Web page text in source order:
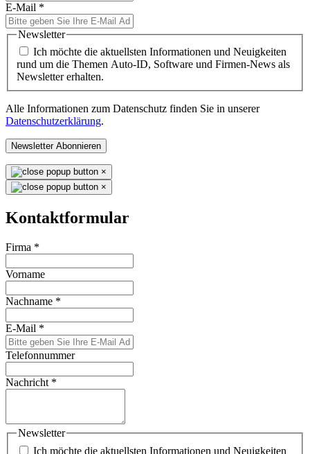
E-Mail *
Newsletter
Ich möchte die aktuellsten Informationen und Neuigkeiten
rund um die Themen Auto-ID, Software und Firmen-News als
Newsletter erhalten.
Alle Informationen zum Datenschutz finden Sie in unserer
Datenschutzerklärung.
Newsletter Abonnieren
×
×
Kontaktformular
Firma *
Vorname
Nachname *
E-Mail *
Telefonnummer
Nachricht *
Newsletter
Ich möchte die aktuellsten Informationen und Neuigkeiten